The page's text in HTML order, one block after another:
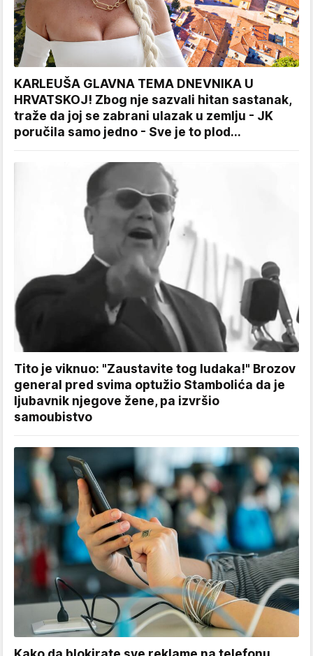
KARLEUŠA GLAVNA TEMA DNEVNIKA U
HRVATSKOJ! Zbog nje sazvali hitan sastanak,
traže da joj se zabrani ulazak u zemlju - JK
poručila samo jedno - Sve je to plod...
Tito je viknuo: "Zaustavite tog ludaka!" Brozov
general pred svima optužio Stambolića da je
ljubavnik njegove žene, pa izvršio
samoubistvo